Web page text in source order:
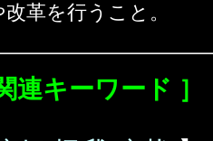
革を行うこと。
連キーワード ］